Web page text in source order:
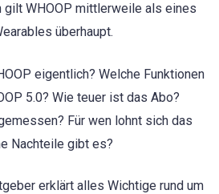
WHOOP mittlerweile als eines
überhaupt.
eigentlich? Welche Funktionen
5.0? Wie teuer ist das Abo?
Für wen lohnt sich das
Nachteile gibt es?
erklärt alles Wichtige rund um